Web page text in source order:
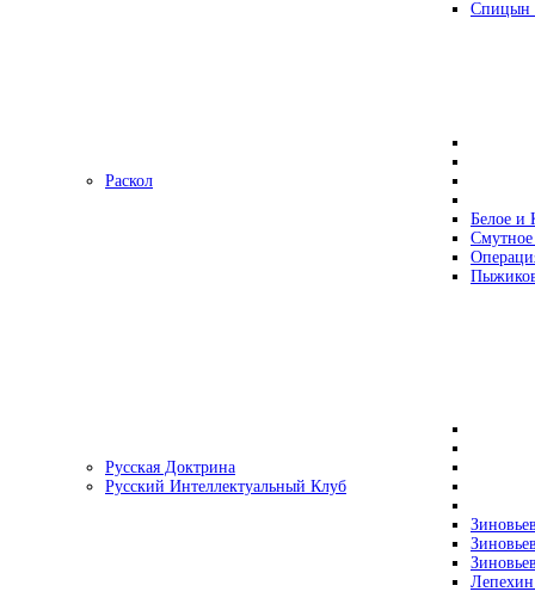
Раскол
Белое и
Русская Доктрина
Русский Интеллектуальный Клуб